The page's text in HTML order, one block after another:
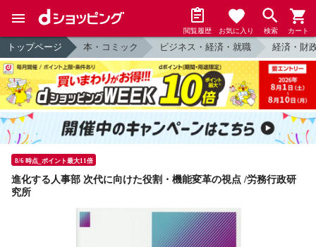
閲覧履歴 お気に入り 検索 カート
トップページ 本・コミック ビジネス・経済・就職 経済・財
8/6 時点_ポイント最大11倍
進化する人事部 次代に向けた役割・機能変革の視点 /労務行政研
究所